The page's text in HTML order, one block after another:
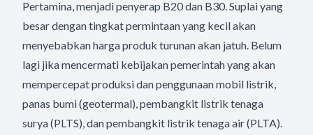
Pertamina, menjadi penyerap B20 dan B30. Suplai yang
besar dengan tingkat permintaan yang kecil akan
menyebabkan harga produk turunan akan jatuh. Belum
lagi jika mencermati kebijakan pemerintah yang akan
mempercepat produksi dan penggunaan mobil listrik,
panas bumi (geotermal), pembangkit listrik tenaga
surya (PLTS), dan pembangkit listrik tenaga air (PLTA).